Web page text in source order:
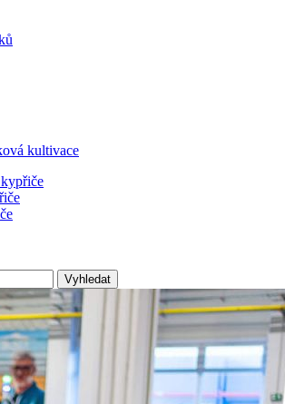
kultivace